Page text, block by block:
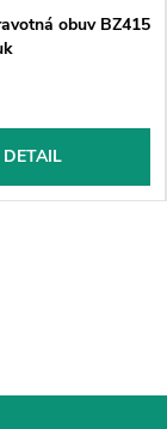
obuv BZ415
DETAIL